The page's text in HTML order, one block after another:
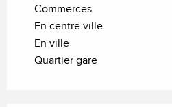
Commerces
En centre ville
En ville
Quartier gare